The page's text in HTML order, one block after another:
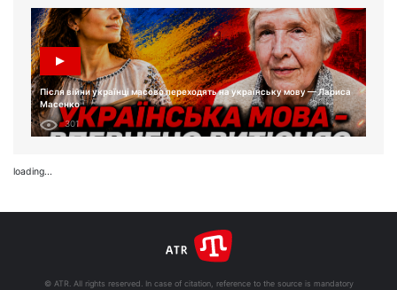
Після війни українці масово переходять на українську мову — Лариса
Масенко
301
loading...
© ATR. All rights reserved. In case of citation, reference to the source is mandatory